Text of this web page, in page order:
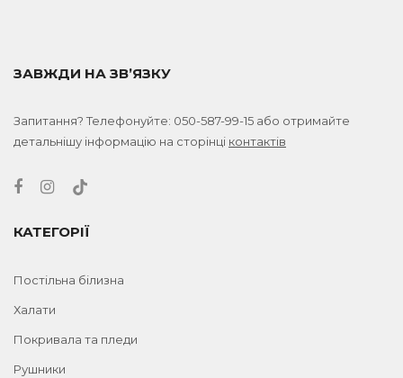
ЗАВЖДИ НА ЗВ’ЯЗКУ
Запитання? Телефонуйте: 050-587-99-15 або отримайте
детальнішу інформацію на сторінці контактів
КАТЕГОРІЇ
Постільна білизна
Халати
Покривала та пледи
Рушники